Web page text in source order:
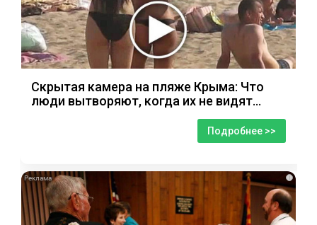
Скрытая камера на пляже Крыма: Что
люди вытворяют, когда их не видят...
Подробнее >>
i